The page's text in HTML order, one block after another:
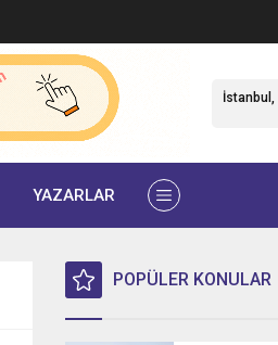
İstanbul,
YAZARLAR
POPÜLER KONULAR